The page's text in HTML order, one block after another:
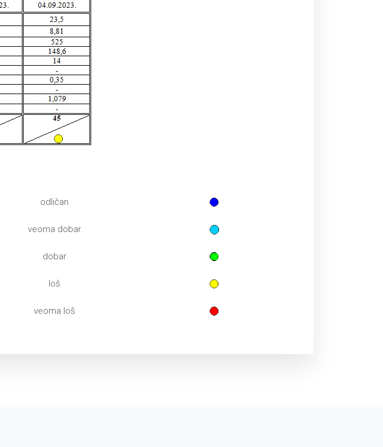
odličan
veoma dobar
dobar
loš
veoma loš